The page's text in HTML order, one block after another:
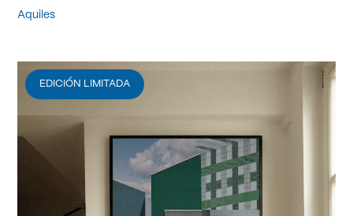
Aquiles
EDICIÓN LIMITADA